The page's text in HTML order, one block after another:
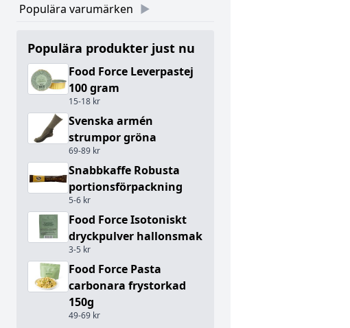
Populära varumärken
Populära produkter just nu
Food Force Leverpastej
100 gram
15-18 kr
Svenska armén
strumpor gröna
69-89 kr
Snabbkaffe Robusta
portionsförpackning
5-6 kr
Food Force Isotoniskt
dryckpulver hallonsmak
3-5 kr
Food Force Pasta
carbonara frystorkad
150g
49-69 kr